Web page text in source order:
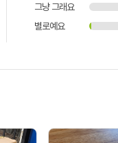
그냥 그래요
별로예요